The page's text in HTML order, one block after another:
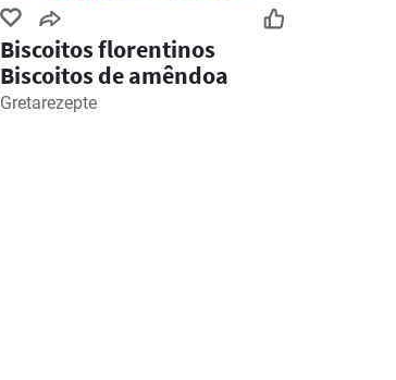
Biscoitos florentinos
Biscoitos de amêndoa
Gretarezepte